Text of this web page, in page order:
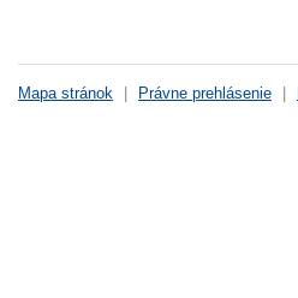
Mapa stránok Právne prehlásenie